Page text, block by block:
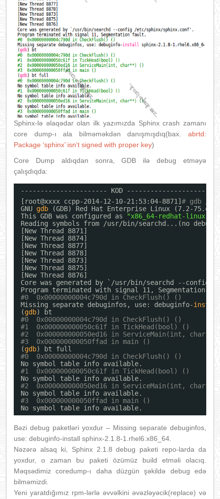
Sphinx-lə əlaqədar olan ilk yazımızda Sphinx crash zamanı
core dump-ı ala bilməməkdən danışmışdıq(bax. abrtd:
Package ‘sphinx’ isn’t signed with proper key)
Core Dump aldıqdan sonra, GDB ilə debug etməyə
çalışdıqda:
---------------------- KOD ----------------------
[root@xxxx ccpp-2014-12-10-21:53:04-8871] # gdb /
GNU gdb
(GDB) Red Hat Enterprise Linux (7.2-
This GDB was configured as
"x86_64-redhat-linux-
Reading symbols from
/usr/bin/searchd ...(no
[New Thread 8871]
[New Thread 8874]
[New Thread 8877]
[New Thread 8878]
[New Thread 8873]
[New Thread 8875]
[New Thread 8876]
Core was generated by ` /usr/bin/searchd --config /
Program terminated with signal 11, Segmentation
#0  0x00000000004c790d in CheckFlush() ()
Missing separate debuginfos, use: debuginfo-
(gdb) bt
#0  0x00000000004c790d in CheckFlush() ()
#1  0x000000000050c61f in TickHead(bool) ()
#2  0x000000000050ed16 in ServiceMain(int,
#3  0x000000000050ffad in main ()
(gdb) bt full
#0  0x00000000004c790d in CheckFlush() ()
No symbol table info available.
#1  0x000000000050c61f in TickHead(bool) ()
No symbol table info available.
#2  0x000000000050ed16 in ServiceMain(int,
No symbol table info available.
#3  0x000000000050ffad in main ()
No symbol table info available.
Bəzi debug paketləri yoxdur – Missing separate debuginfos,
use: debuginfo-install sphinx-2.1.8-1.rhel6.x86_64.
Nəzərə alsaq ki, Sphinx 2.1.8 debug paketi repo-larda da
yoxdur, o zaman bu paketi özümüz build etməli olacıq.
Məqsədimiz coredump-ı daha düzgün şəkildə debug edə
bilməmizdi.
Yeni yaratdığımız rpm-lərlə əvvəlkini əvəzləyəcik(replace) və